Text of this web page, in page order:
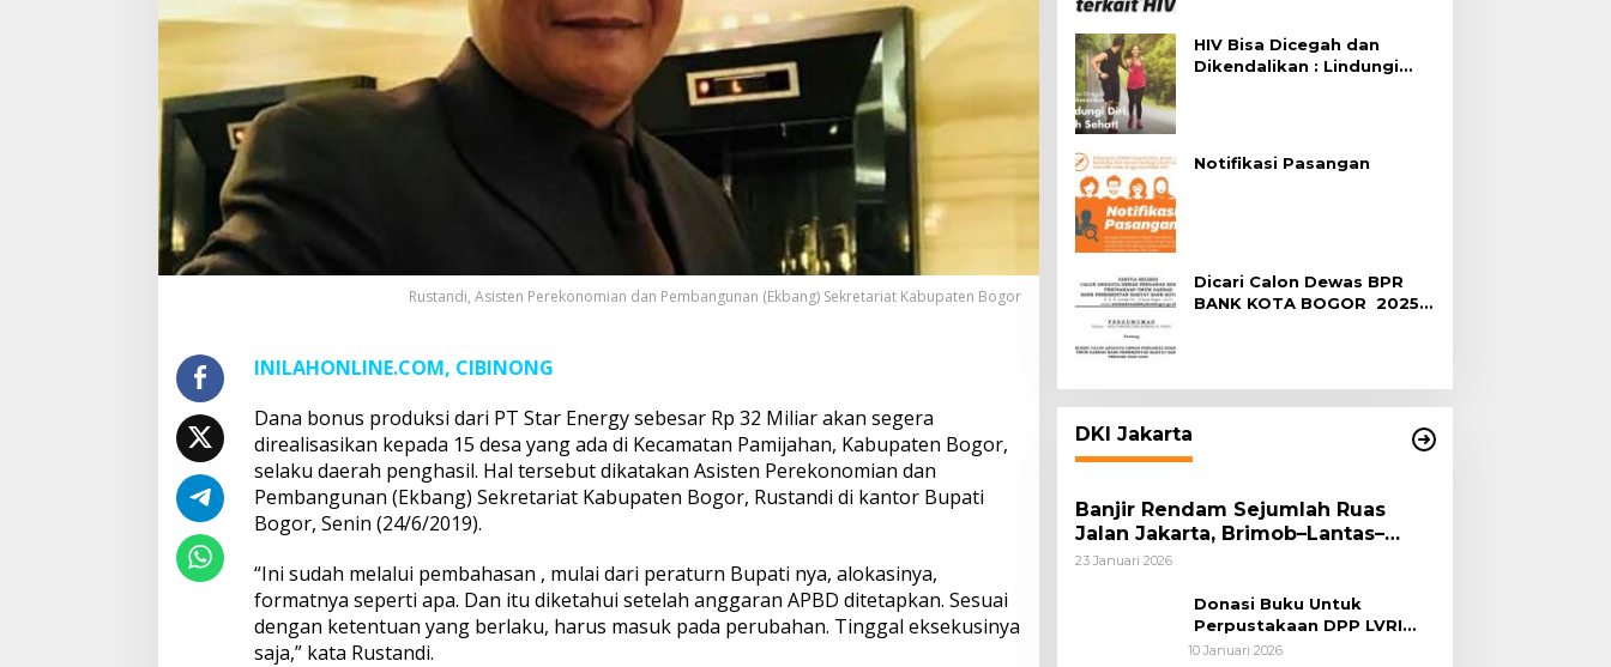
Rustandi, Asisten Perekonomian dan Pembangunan (Ekbang) Sekretariat Kabupaten Bogor
INILAHONLINE.COM, CIBINONG
Dana bonus produksi dari PT Star Energy sebesar Rp 32 Miliar akan segera
direalisasikan kepada 15 desa yang ada di Kecamatan Pamijahan, Kabupaten Bogor,
selaku daerah penghasil. Hal tersebut dikatakan Asisten Perekonomian dan
Pembangunan (Ekbang) Sekretariat Kabupaten Bogor, Rustandi di kantor Bupati
Bogor, Senin (24/6/2019).
“Ini sudah melalui pembahasan , mulai dari peraturn Bupati nya, alokasinya,
formatnya seperti apa. Dan itu diketahui setelah anggaran APBD ditetapkan. Sesuai
dengan ketentuan yang berlaku, harus masuk pada perubahan. Tinggal eksekusinya
saja,” kata Rustandi.
HIV Bisa Dicegah dan
Dikendalikan : Lindungi
Notifikasi Pasangan
Dicari Calon Dewas BPR
BANK KOTA BOGOR 2025-
DKI Jakarta
Banjir Rendam Sejumlah Ruas
Jalan Jakarta, Brimob–Lantas–
Polair PMJ Bergerak Cepat, Polri
23 Januari 2026
Donasi Buku Untuk
Perpustakaan DPP LVRI
Terus Mengalir
10 Januari 2026